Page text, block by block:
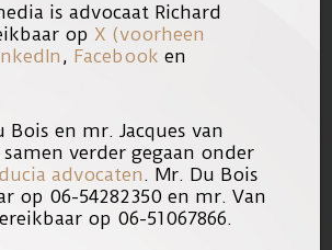
doet vermoeden dat de
verzoek dat mr. Korver
ouders deed serieus
Het is dus wel degelijk
de Rechtbank het
toekomst zal toewijzen.
is advocaat Richard
op X (voorheen
, Facebook en
Bois en mr. Jacques van
samen verder gegaan onder
advocaten. Mr. Du Bois
op 06-54282350 en mr. Van
op 06-51067866.